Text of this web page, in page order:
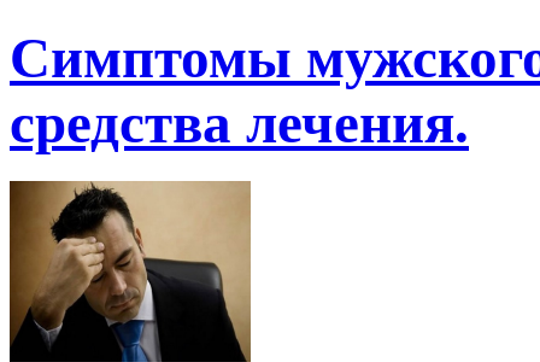
Симптомы
средства лечения.